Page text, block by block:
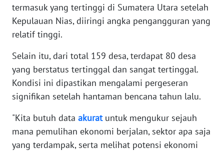
termasuk yang tertinggi di Sumatera Utara setelah
Kepulauan Nias, diiringi angka pengangguran yang
relatif tinggi.
Selain itu, dari total 159 desa, terdapat 80 desa
yang berstatus tertinggal dan sangat tertinggal.
Kondisi ini dipastikan mengalami pergeseran
signifikan setelah hantaman bencana tahun lalu.
"Kita butuh data akuratuntuk mengukur sejauh
mana pemulihan ekonomi berjalan, sektor apa saja
yang terdampak, serta melihat potensi ekonomi
WN
BABEL
SUMBAR
WN
SUMSEL
WN
BENGKULU